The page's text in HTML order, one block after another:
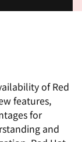
of Red
features,
for
and